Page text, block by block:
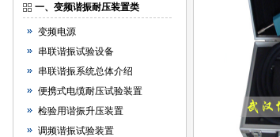
一、变频谐振耐压装置类
变频电源
串联谐振试验设备
串联谐振系统总体介绍
便携式电缆耐压试验装置
检验用谐振升压装置
调频谐振试验装置